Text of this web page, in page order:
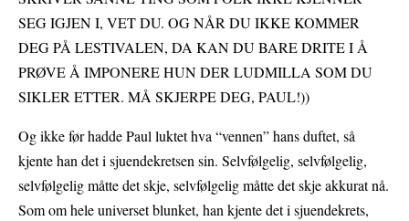
SEG IGJEN I, VET DU. OG NÅR DU IKKE KOMMER
DEG PÅ LESTIVALEN, DA KAN DU BARE DRITE I Å
PRØVE Å IMPONERE HUN DER LUDMILLA SOM DU
SIKLER ETTER. MÅ SKJERPE DEG, PAUL!))
Og ikke før hadde Paul luktet hva “vennen” hans duftet, så
kjente han det i sjuendekretsen sin. Selvfølgelig, selvfølgelig,
selvfølgelig måtte det skje, selvfølgelig måtte det skje akkurat nå.
Som om hele universet blunket, han kjente det i sjuendekrets,